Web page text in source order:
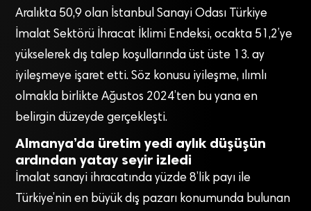
Aralıkta 50,9 olan İstanbul Sanayi Odası Türkiye
İmalat Sektörü İhracat İklimi Endeksi, ocakta 51,2’ye
yükselerek dış talep koşullarında üst üste 13. ay
iyileşmeye işaret etti. Söz konusu iyileşme, ılımlı
olmakla birlikte Ağustos 2024’ten bu yana en
belirgin düzeyde gerçekleşti.
Almanya’da üretim yedi aylık düşüşün
ardından yatay seyir izledi
İmalat sanayi ihracatında yüzde 8’lik payı ile
Türkiye’nin en büyük dış pazarı konumunda bulunan